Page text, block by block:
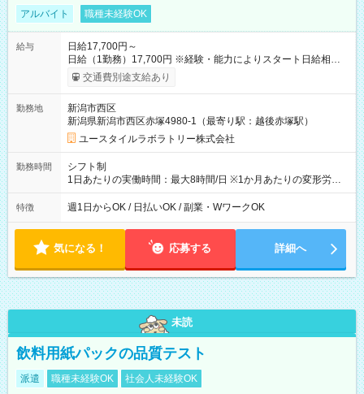
アルバイト 職種未経験OK
給与
日給17,700円～
日給（1勤務）17,700円 ※経験・能力によりスタート日給相談
可・昇給可 【試用期間】試用期間あり 試用期間の長さ：3ヶ月
雇用形態、給与は本採用時と同じです。
交通費別途支給あり
勤務地
新潟市西区
新潟県新潟市西区赤塚4980-1（最寄り駅：越後赤塚駅）
ユースタイルラボラトリー株式会社
勤務時間
シフト制
1日あたりの実働時間：最大8時間/日 ※1か月あたりの変形労働
制（週平均40時間以内） 夜勤：17:00-翌09:00（休憩2時間）
特徴 週1日からOK / 日払いOK / 副業・WワークOK
気になる！ 応募する 詳細へ
未読
飲料用紙パックの品質テスト
派遣 職種未経験OK 社会人未経験OK